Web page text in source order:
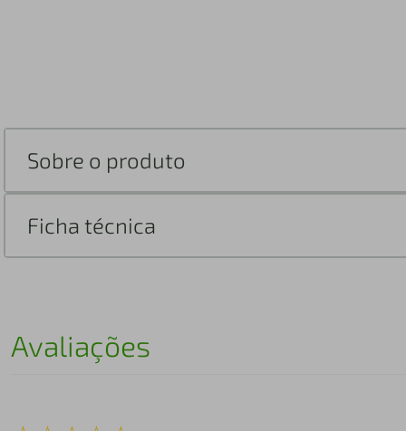
Sobre o produto
Ficha técnica
Avaliações